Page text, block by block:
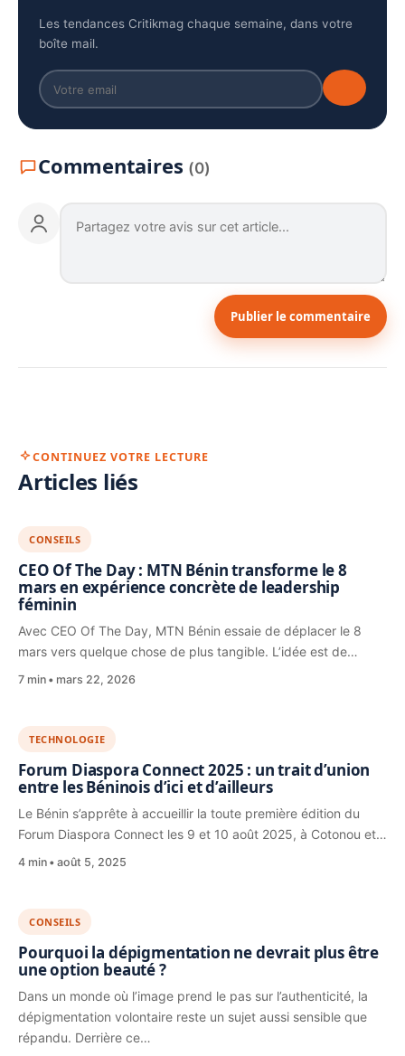
Les tendances Critikmag chaque semaine, dans votre
boîte mail.
Commentaires (0)
Publier le commentaire
CONTINUEZ VOTRE LECTURE
Articles liés
CONSEILS
CEO Of The Day : MTN Bénin transforme le 8
mars en expérience concrète de leadership
féminin
Avec CEO Of The Day, MTN Bénin essaie de déplacer le 8
mars vers quelque chose de plus tangible. L’idée est de…
7 min mars 22, 2026
TECHNOLOGIE
Forum Diaspora Connect 2025 : un trait d’union
entre les Béninois d’ici et d’ailleurs
Le Bénin s’apprête à accueillir la toute première édition du
Forum Diaspora Connect les 9 et 10 août 2025, à Cotonou et…
4 min août 5, 2025
CONSEILS
Pourquoi la dépigmentation ne devrait plus être
une option beauté ?
Dans un monde où l’image prend le pas sur l’authenticité, la
dépigmentation volontaire reste un sujet aussi sensible que
répandu. Derrière ce…